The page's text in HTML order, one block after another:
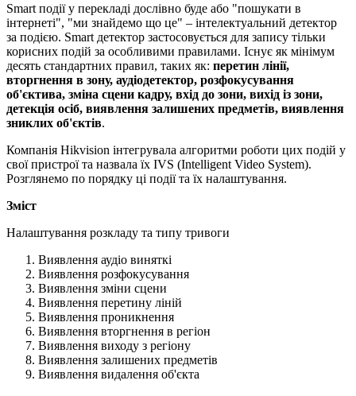
Smart події у перекладі дослівно буде або "пошукати в
інтернеті", "ми знайдемо що це" – інтелектуальний детектор
за подією. Smart детектор застосовується для запису тільки
корисних подій за особливими правилами. Існує як мінімум
десять стандартних правил, таких як: перетин лінії,
вторгнення в зону, аудіодетектор, розфокусування
об'єктива, зміна сцени кадру, вхід до зони, вихід із зони,
детекція осіб, виявлення залишених предметів, виявлення
зниклих об'єктів.
Компанія Hikvision інтегрувала алгоритми роботи цих подій у
свої пристрої та назвала їх IVS (Intelligent Video System).
Розглянемо по порядку ці події та їх налаштування.
Зміст
Налаштування розкладу та типу тривоги
Виявлення аудіо виняткі
Виявлення розфокусування
Виявлення зміни сцени
Виявлення перетину ліній
Виявлення проникнення
Виявлення вторгнення в регіон
Виявлення виходу з регіону
Виявлення залишених предметів
Виявлення видалення об'єкта